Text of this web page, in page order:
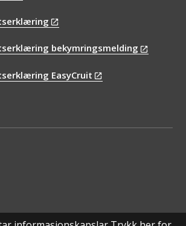
bekymringsmelding
EasyCruit
in